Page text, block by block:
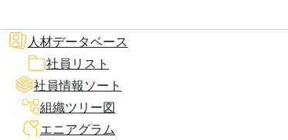
人材データベース
社員リスト
社員情報ソート
組織ツリー図
エニアグラム